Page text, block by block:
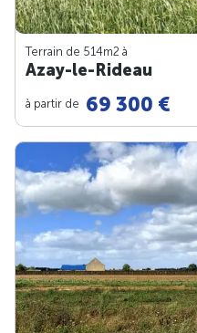
Terrain de 514m2 à
Azay-le-Rideau
à partir de 69 300 €